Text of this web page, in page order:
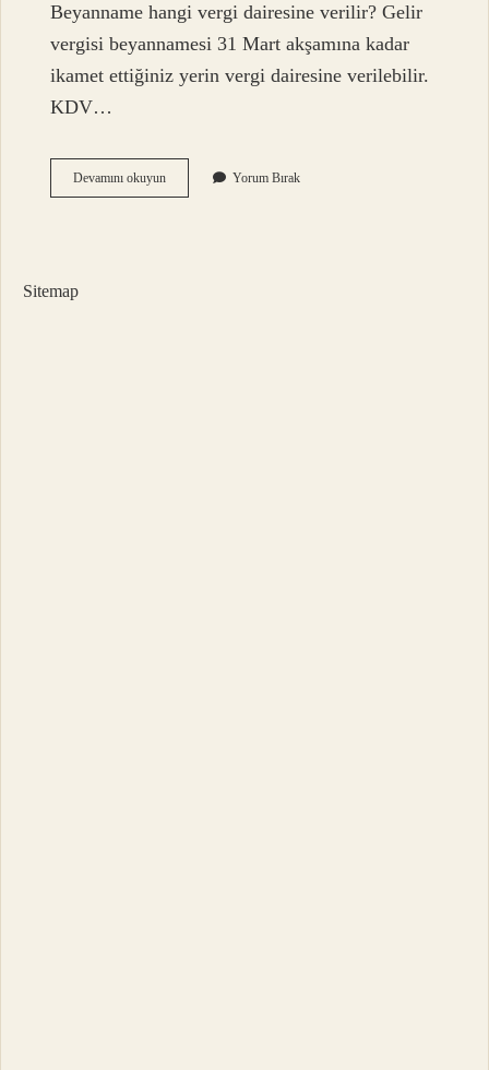
Beyanname hangi vergi dairesine verilir? Gelir
vergisi beyannamesi 31 Mart akşamına kadar
ikamet ettiğiniz yerin vergi dairesine verilebilir.
KDV…
Devamını okuyunBeyanname
Nereye
Yorum Bırak
Sitemap